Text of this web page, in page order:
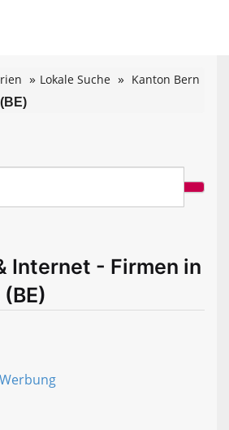
Lokale Suche Kanton Bern
Internet - Firmen in